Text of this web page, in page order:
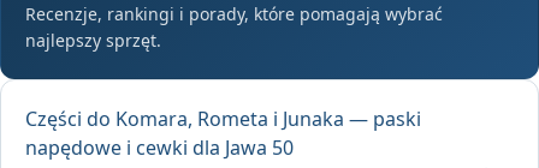
Recenzje, rankingi i porady, które pomagają wybrać
najlepszy sprzęt.
Części do Komara, Rometa i Junaka — paski
napędowe i cewki dla Jawa 50